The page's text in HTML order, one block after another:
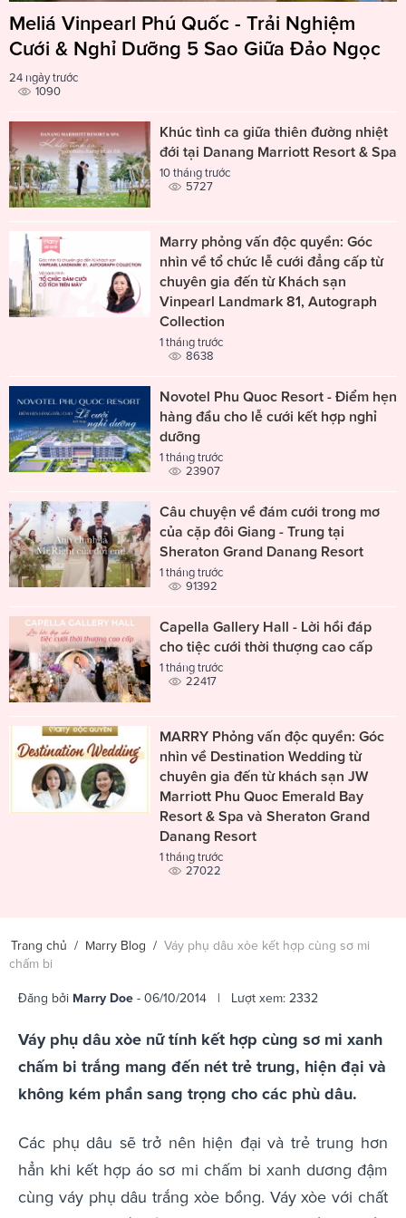
Meliá Vinpearl Phú Quốc - Trải Nghiệm
Cưới & Nghỉ Dưỡng 5 Sao Giữa Đảo Ngọc
24 ngày trước
1090
Khúc tình ca giữa thiên đường nhiệt
đới tại Danang Marriott Resort & Spa
10 tháng trước
5727
Marry phỏng vấn độc quyền: Góc
nhìn về tổ chức lễ cưới đẳng cấp từ
chuyên gia đến từ Khách sạn
Vinpearl Landmark 81, Autograph
Collection
1 tháng trước
8638
Novotel Phu Quoc Resort - Điểm hẹn
hàng đầu cho lễ cưới kết hợp nghỉ
dưỡng
1 tháng trước
23907
Câu chuyện về đám cưới trong mơ
của cặp đôi Giang - Trung tại
Sheraton Grand Danang Resort
1 tháng trước
91392
Capella Gallery Hall - Lời hồi đáp
cho tiệc cưới thời thượng cao cấp
1 tháng trước
22417
MARRY Phỏng vấn độc quyền: Góc
nhìn về Destination Wedding từ
chuyên gia đến từ khách sạn JW
Marriott Phu Quoc Emerald Bay
Resort & Spa và Sheraton Grand
Danang Resort
1 tháng trước
27022
Trang chủ / Marry Blog / Váy phụ dâu xòe kết hợp cùng sơ mi
chấm bi
Đăng bởi Marry Doe - 06/10/2014 | Lượt xem: 2332
Váy phụ dâu xòe nữ tính kết hợp cùng sơ mi xanh
chấm bi trắng mang đến nét trẻ trung, hiện đại và
không kém phần sang trọng cho các phù dâu.
Các phụ dâu sẽ trở nên hiện đại và trẻ trung hơn
hẳn khi kết hợp áo sơ mi chấm bi xanh dương đậm
cùng váy phụ dâu trắng xòe bồng. Váy xòe với chất